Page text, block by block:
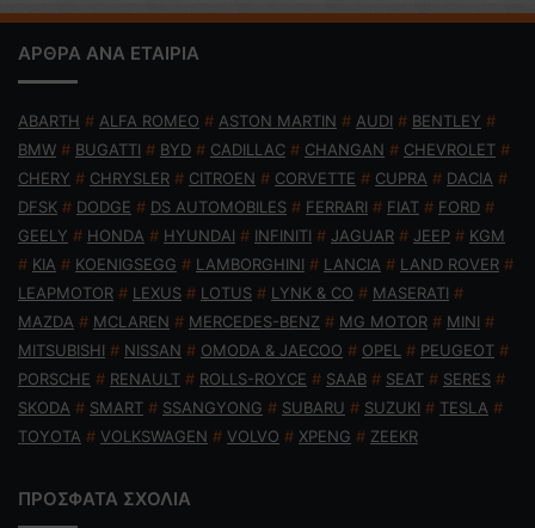
ΑΡΘΡΑ ΑΝΑ ΕΤΑΙΡΙΑ
ABARTH # ALFA ROMEO # ASTON MARTIN # AUDI # BENTLEY #
BMW # BUGATTI # BYD # CADILLAC # CHANGAN # CHEVROLET #
CHERY # CHRYSLER # CITROEN # CORVETTE # CUPRA # DACIA #
DFSK # DODGE # DS AUTOMOBILES # FERRARI # FIAT # FORD #
GEELY # HONDA # HYUNDAI # INFINITI # JAGUAR # JEEP # KGM
# KIA # KOENIGSEGG # LAMBORGHINI # LANCIA # LAND ROVER #
LEAPMOTOR # LEXUS # LOTUS # LYNK & CO # MASERATI #
MAZDA # MCLAREN # MERCEDES-BENZ # MG MOTOR # MINI #
MITSUBISHI # NISSAN # OMODA & JAECOO # OPEL # PEUGEOT #
PORSCHE # RENAULT # ROLLS-ROYCE # SAAB # SEAT # SERES #
SKODA # SMART # SSANGYONG # SUBARU # SUZUKI # TESLA #
TOYOTA # VOLKSWAGEN # VOLVO # XPENG # ZEEKR
ΠΡΟΣΦΑΤΑ ΣΧΟΛΙΑ